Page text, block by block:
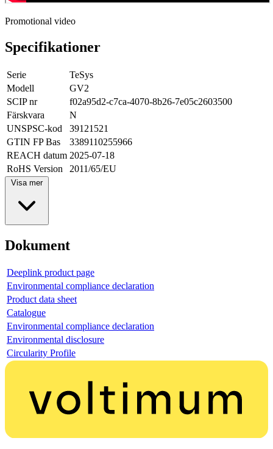
Promotional video
Specifikationer
Serie
TeSys
Modell
GV2
SCIP nr
f02a95d2-c7ca-4070-8b26-7e05c2603500
Färskvara
N
UNSPSC-kod
39121521
GTIN FP Bas
3389110255966
REACH datum 2025-07-18
RoHS Version
2011/65/EU
Visa mer
Dokument
Deeplink product page
Environmental compliance declaration
Product data sheet
Catalogue
Environmental compliance declaration
Environmental disclosure
Circularity Profile